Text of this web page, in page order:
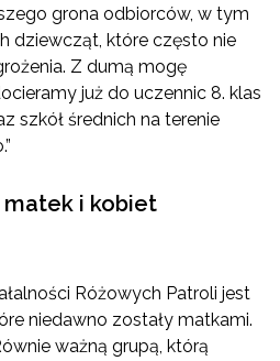
grona odbiorców, w tym
dziewcząt, które często nie
Z dumą mogę
już do uczennic 8. klas
szkół średnich na terenie
matek i kobiet
Różowych Patroli jest
niedawno zostały matkami.
ważną grupą, którą